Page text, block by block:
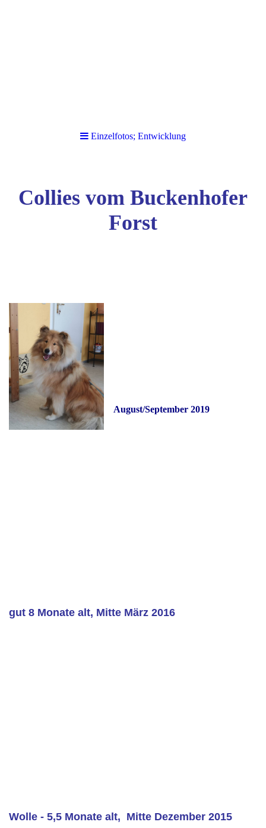
Einzelfotos; Entwicklung
Collies vom Buckenhofer
Forst
August/September 2019
gut 8 Monate alt, Mitte März 2016
Wolle - 5,5 Monate alt, Mitte Dezember 2015